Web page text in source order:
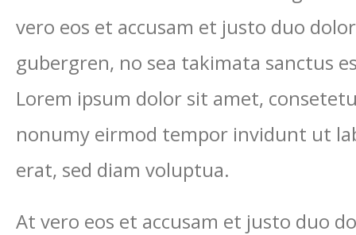
vero eos et accusam et justo duo
gubergren, no sea takimata sanctus
Lorem ipsum dolor sit amet,
nonumy eirmod tempor invidunt ut
erat, sed diam voluptua.
At vero eos et accusam et justo duo